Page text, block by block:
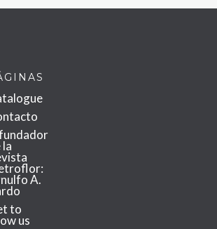
la
A.
to
us